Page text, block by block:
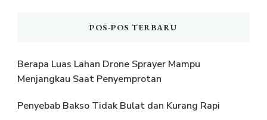
POS-POS TERBARU
Berapa Luas Lahan Drone Sprayer Mampu
Menjangkau Saat Penyemprotan
Penyebab Bakso Tidak Bulat dan Kurang Rapi